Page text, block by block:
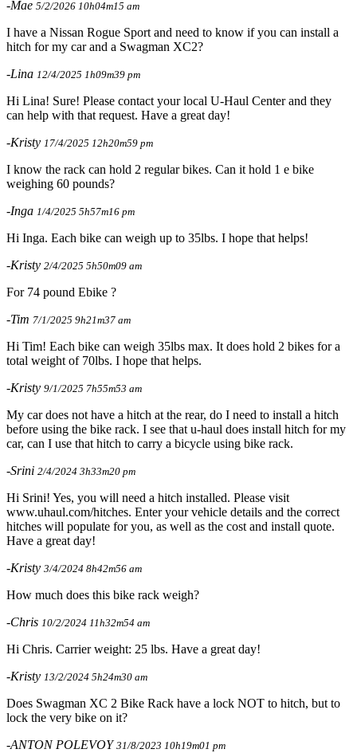
-Mae 5/2/2026 10h04m15 am
I have a Nissan Rogue Sport and need to know if you can install a
hitch for my car and a Swagman XC2?
-Lina 12/4/2025 1h09m39 pm
Hi Lina! Sure! Please contact your local U-Haul Center and they
can help with that request. Have a great day!
-Kristy 17/4/2025 12h20m59 pm
I know the rack can hold 2 regular bikes. Can it hold 1 e bike
weighing 60 pounds?
-Inga 1/4/2025 5h57m16 pm
Hi Inga. Each bike can weigh up to 35lbs. I hope that helps!
-Kristy 2/4/2025 5h50m09 am
For 74 pound Ebike ?
-Tim 7/1/2025 9h21m37 am
Hi Tim! Each bike can weigh 35lbs max. It does hold 2 bikes for a
total weight of 70lbs. I hope that helps.
-Kristy 9/1/2025 7h55m53 am
My car does not have a hitch at the rear, do I need to install a hitch
before using the bike rack. I see that u-haul does install hitch for my
car, can I use that hitch to carry a bicycle using bike rack.
-Srini 2/4/2024 3h33m20 pm
Hi Srini! Yes, you will need a hitch installed. Please visit
www.uhaul.com/hitches. Enter your vehicle details and the correct
hitches will populate for you, as well as the cost and install quote.
Have a great day!
-Kristy 3/4/2024 8h42m56 am
How much does this bike rack weigh?
-Chris 10/2/2024 11h32m54 am
Hi Chris. Carrier weight: 25 lbs. Have a great day!
-Kristy 13/2/2024 5h24m30 am
Does Swagman XC 2 Bike Rack have a lock NOT to hitch, but to
lock the very bike on it?
-ANTON POLEVOY31/8/2023 10h19m01 pm